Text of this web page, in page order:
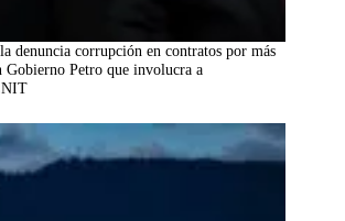
denuncia corrupción en contratos por más
Petro que involucra a